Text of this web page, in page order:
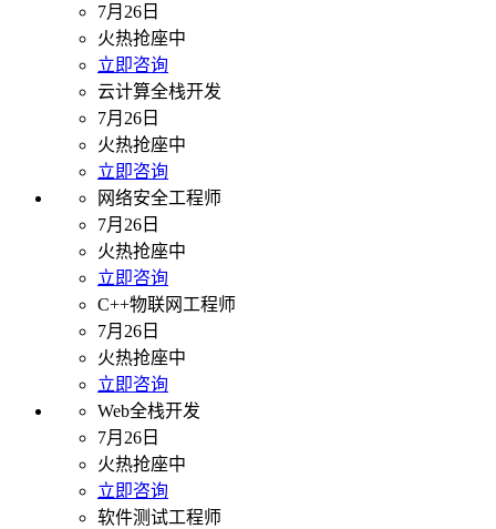
7月26日
火热抢座中
立即咨询
云计算全栈开发
7月26日
火热抢座中
立即咨询
网络安全工程师
7月26日
火热抢座中
立即咨询
C++物联网工程师
7月26日
火热抢座中
立即咨询
Web全栈开发
7月26日
火热抢座中
立即咨询
软件测试工程师